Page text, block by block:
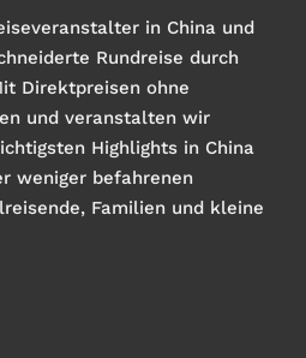
in China und
Rundreise durch
Direktpreisen ohne
und veranstalten wir
Highlights in China
weniger befahrenen
Familien und kleine